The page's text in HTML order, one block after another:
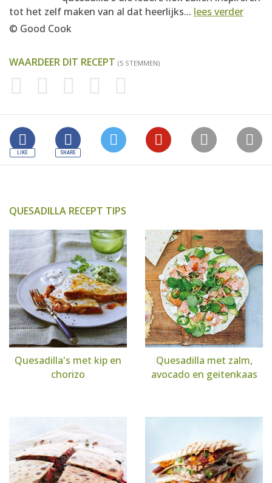
tot het zelf maken van al dat heerlijks... lees verder
© Good Cook
WAARDEER DIT RECEPT (5 STEMMEN)
QUESADILLA RECEPT TIPS
Quesadilla's met kip en
chorizo
Quesadilla met zalm,
avocado en geitenkaas